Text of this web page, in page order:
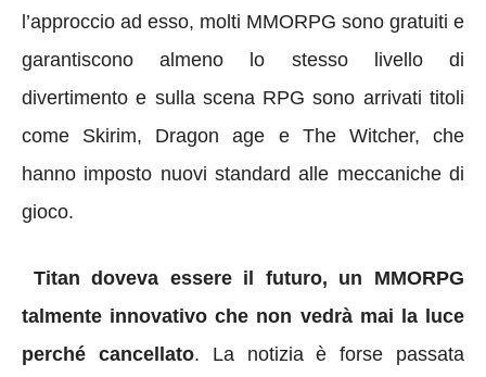
l’approccio ad esso, molti MMORPG sono gratuiti e
garantiscono almeno lo stesso livello di
divertimento e sulla scena RPG sono arrivati titoli
come Skirim, Dragon age e The Witcher, che
hanno imposto nuovi standard alle meccaniche di
gioco.
Titan doveva essere il futuro, un MMORPG
talmente innovativo che non vedrà mai la luce
perché cancellato. La notizia è forse passata